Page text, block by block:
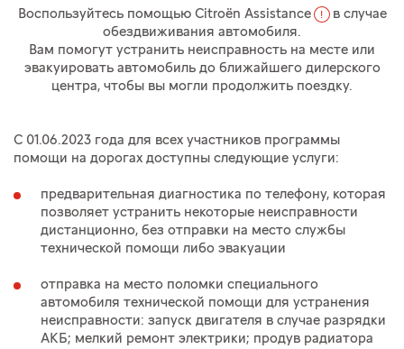
Воспользуйтесь помощью Citroёn Assistance ! в случае
обездвиживания автомобиля.
Вам помогут устранить неисправность на месте или
эвакуировать автомобиль до ближайшего дилерского
центра, чтобы вы могли продолжить поездку.
С 01.06.2023 года для всех участников программы
помощи на дорогах доступны следующие услуги:
предварительная диагностика по телефону, которая
позволяет устранить некоторые неисправности
дистанционно, без отправки на место службы
технической помощи либо эвакуации
отправка на место поломки специального
автомобиля технической помощи для устранения
неисправности: запуск двигателя в случае разрядки
АКБ; мелкий ремонт электрики; продув радиатора